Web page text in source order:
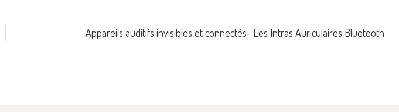
Appareils auditifs invisibles et connectés- Les Intras Auriculaires Bluetooth